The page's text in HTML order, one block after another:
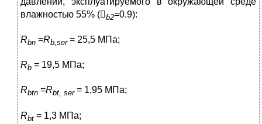
влажностью 55% (b2=0.9):
Rbn =Rb,ser = 25,5 МПа;
Rb = 19,5 МПа;
Rbtn =Rbt, ser = 1,95 МПа;
Rbt = 1,3 МПа;